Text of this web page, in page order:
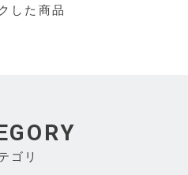
した商品
ゴリ